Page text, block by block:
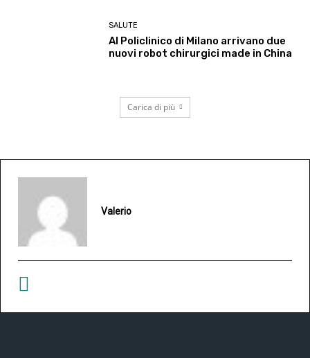
SALUTE
Al Policlinico di Milano arrivano due
nuovi robot chirurgici made in China
Carica di più
Valerio